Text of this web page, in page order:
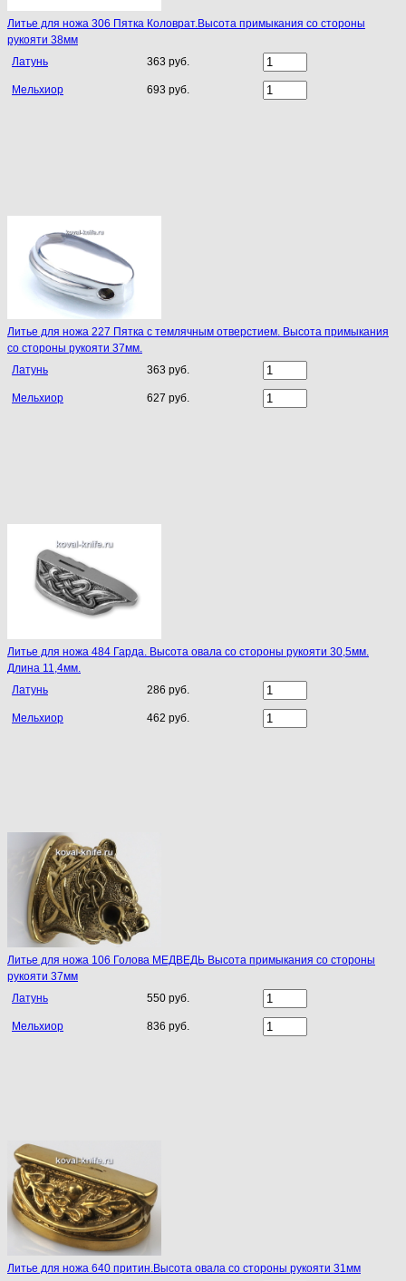
Литье для ножа 306 Пятка Коловрат.Высота примыкания со стороны
рукояти 38мм
Латунь
363 руб.
Мельхиор 693 руб.
Литье для ножа 227 Пятка с темлячным отверстием. Высота примыкания
со стороны рукояти 37мм.
Латунь
363 руб.
Мельхиор 627 руб.
Литье для ножа 484 Гарда. Высота овала со стороны рукояти 30,5мм.
Длина 11,4мм.
Латунь
286 руб.
Мельхиор 462 руб.
Литье для ножа 106 Голова МЕДВЕДЬ Высота примыкания со стороны
рукояти 37мм
Латунь
550 руб.
Мельхиор 836 руб.
Литье для ножа 640 притин.Высота овала со стороны рукояти 31мм